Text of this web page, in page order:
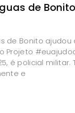
de
de Bonito
Projeto
é policial militar.
e